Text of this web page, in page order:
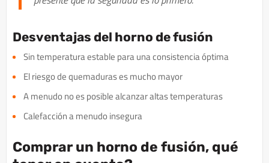
Desventajas del horno de fusión
Sin temperatura estable para una consistencia óptima
El riesgo de quemaduras es mucho mayor
A menudo no es posible alcanzar altas temperaturas
Calefacción a menudo insegura
Comprar un horno de fusión, qué